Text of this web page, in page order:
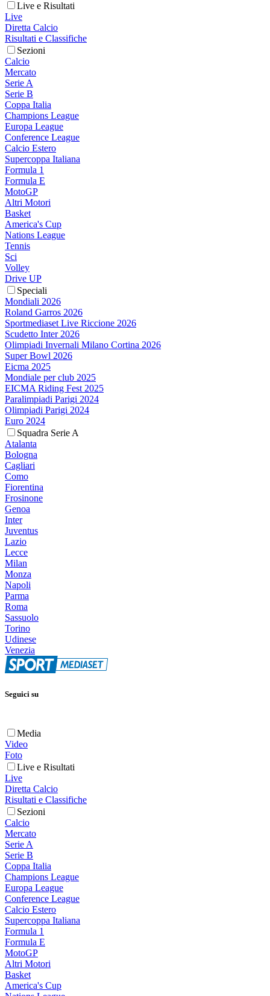
Live e Risultati
Live
Diretta Calcio
Risultati e Classifiche
Sezioni
Calcio
Mercato
Serie A
Serie B
Coppa Italia
Champions League
Europa League
Conference League
Calcio Estero
Supercoppa Italiana
Formula 1
Formula E
MotoGP
Altri Motori
Basket
America's Cup
Nations League
Tennis
Sci
Volley
Drive UP
Speciali
Mondiali 2026
Roland Garros 2026
Sportmediaset Live Riccione 2026
Scudetto Inter 2026
Olimpiadi Invernali Milano Cortina 2026
Super Bowl 2026
Eicma 2025
Mondiale per club 2025
EICMA Riding Fest 2025
Paralimpiadi Parigi 2024
Olimpiadi Parigi 2024
Euro 2024
Squadra Serie A
Atalanta
Bologna
Cagliari
Como
Fiorentina
Frosinone
Genoa
Inter
Juventus
Lazio
Lecce
Milan
Monza
Napoli
Parma
Roma
Sassuolo
Torino
Udinese
Venezia
Seguici su
Media
Video
Foto
Live e Risultati
Live
Diretta Calcio
Risultati e Classifiche
Sezioni
Calcio
Mercato
Serie A
Serie B
Coppa Italia
Champions League
Europa League
Conference League
Calcio Estero
Supercoppa Italiana
Formula 1
Formula E
MotoGP
Altri Motori
Basket
America's Cup